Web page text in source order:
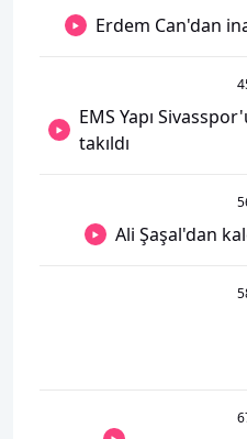
Erdem Can'dan
EMS Yapı
takıldı
Ali Şaşal'dan